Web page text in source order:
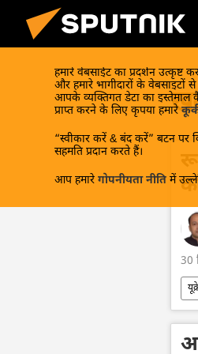
हमारे वेबसाईट का प्रदर्शन
और हमारे भागीदारों के
आपके व्यक्तिगत डेटा का इस्तेमाल
प्राप्त करने के लिए कृपया हमारे
“स्वीकार करें & बंद करें” बटन पर
सहमति प्रदान करते हैं।
आप हमारे गोपनीयता नीति में
30